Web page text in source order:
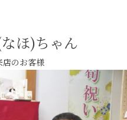
ほ)ちゃん
店のお客様